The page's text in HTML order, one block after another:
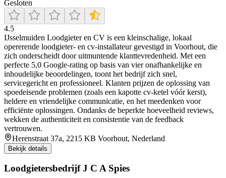
Gesloten
4.5
IJsselmuiden Loodgieter en CV is een kleinschalige, lokaal
opererende loodgieter- en cv-installateur gevestigd in Voorhout, die
zich onderscheidt door uitmuntende klanttevredenheid. Met een
perfecte 5,0 Google-rating op basis van vier onafhankelijke en
inhoudelijke beoordelingen, toont het bedrijf zich snel,
servicegericht en professioneel. Klanten prijzen de oplossing van
spoedeisende problemen (zoals een kapotte cv-ketel vóór kerst),
heldere en vriendelijke communicatie, en het meedenken voor
efficiënte oplossingen. Ondanks de beperkte hoeveelheid reviews,
wekken de authenticiteit en consistentie van de feedback
vertrouwen.
Herenstraat 37a, 2215 KB Voorhout, Nederland
Bekijk details
Loodgietersbedrijf J C A Spies